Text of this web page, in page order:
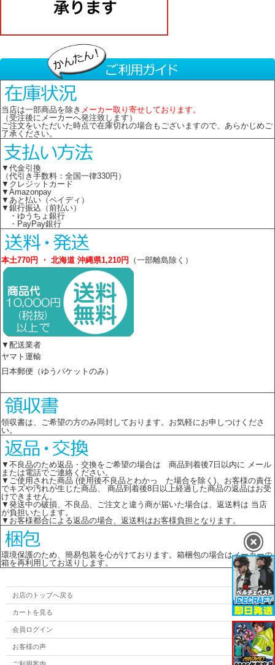
当店は一部商品を除き メーカー取り寄せしております。
（受注後にメーカーへ発注致します）
ご注文をいただいた時点で在庫切れの場合もございますので、あらかじめご
了承ください。
▼代金引換
（代引き手数料：全国一律330円）
▼クレジットカード
▼Amazonpay
▼あと払い（ペイディ）
▼銀行振込（前払い）
・ゆうちょ銀行
・PayPay銀行
本土770円 ・ 北海道 沖縄県1,210円 （一部離島除く）
▼配送業者
ヤマト運輸
日本郵便（ゆうパケットのみ）
領収書は、ご希望の方のみ同封しております。お気軽にお申しつけくださ
い。
▼不良品のため返品・交換をご希望の場合は 商品到着後7日以内に メール
または電話でご連絡ください。
▼ご使用された商品 (使用後不良品とわかっ た場合を除く)、お客様の責任
でキズや汚れが生じた商品、 商品到着後8日以上経過した商品の返品はお受
けできません。
▼発送中の破損、不良品、ご注文と違う商が届いた場合は、返送料は 当店
が負担いたします。
▼お客様都合による返品の場合、返送料はお客様負担となります。
環境保護のため、簡易包装を心がけております。箱梱包の場合はメーカーの
箱を再利用してお送りします。
お店のトップへ戻る
カートを見る
会員ログイン
お客様の声